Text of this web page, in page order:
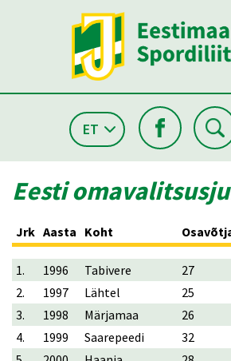
ET
Eesti
Jrk Aasta Koht
1. 1996 Tabivere 27
2.
1997 Lähtel 25
3.
1998 Märjamaa 26
4.
1999 Saarepeedi 32